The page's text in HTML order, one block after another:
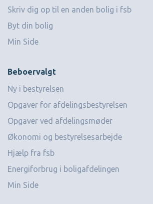
Skriv dig op til en anden bolig i fsb
Byt din bolig
Min Side
Beboervalgt
Ny i bestyrelsen
Opgaver for afdelingsbestyrelsen
Opgaver ved afdelingsmøder
Økonomi og bestyrelsesarbejde
Hjælp fra fsb
Energiforbrug i boligafdelingen
Min Side